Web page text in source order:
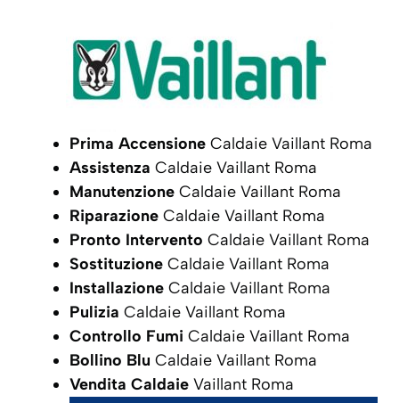
Prima Accensione Caldaie Vaillant Roma
Assistenza Caldaie Vaillant Roma
Manutenzione Caldaie Vaillant Roma
Riparazione Caldaie Vaillant Roma
Pronto Intervento Caldaie Vaillant Roma
Sostituzione Caldaie Vaillant Roma
Installazione Caldaie Vaillant Roma
Pulizia Caldaie Vaillant Roma
Controllo Fumi Caldaie Vaillant Roma
Bollino Blu Caldaie Vaillant Roma
Vendita Caldaie Vaillant Roma